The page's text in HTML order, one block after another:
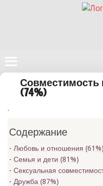
Поиск
сайте
(74%)
.
Содержание
Любовь и отношения (61%)
Семья и дети (81%)
Сексуальная
Дружба (87%)